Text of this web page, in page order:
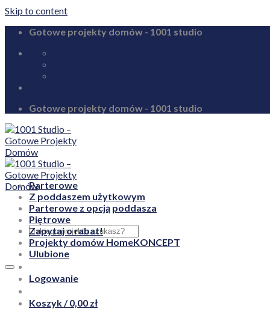
Skip to content
Gotowe projekty domów - 1001 studio
Gotowe projekty domów - 1001 studio
Ulubione
Logowanie
Koszyk /0,00 zł
Parterowe
Z poddaszem użytkowym
Parterowe z opcją poddasza
Piętrowe
Zapytaj o rabat!
Projekty domów HomeKONCEPT